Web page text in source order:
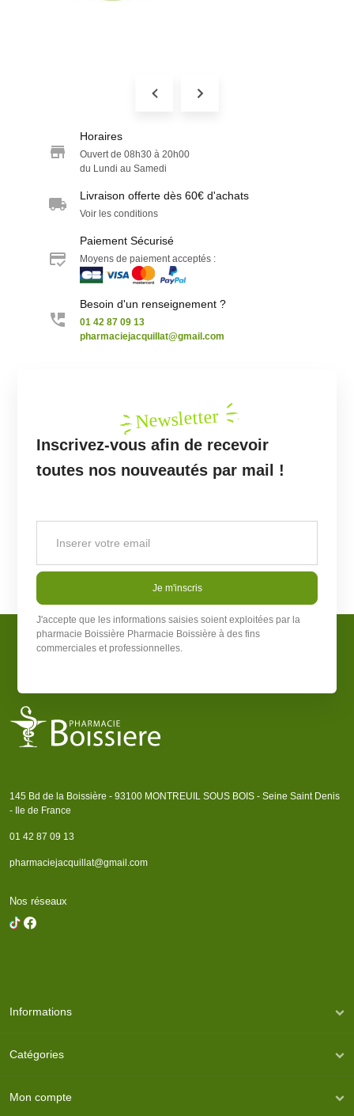
Horaires
Ouvert de 08h30 à 20h00
du Lundi au Samedi
Livraison offerte dès 60€ d'achats
Voir les conditions
Paiement Sécurisé
Moyens de paiement acceptés :
Besoin d'un renseignement ?
01 42 87 09 13
pharmaciejacquillat@gmail.com
Newsletter
Inscrivez-vous afin de recevoir
toutes nos nouveautés par mail !
Je m'inscris
J'accepte que les informations saisies soient exploitées par la
pharmacie Boissière Pharmacie Boissière à des fins
commerciales et professionnelles.
145 Bd de la Boissière - 93100 MONTREUIL SOUS BOIS - Seine Saint Denis
- Ile de France
01 42 87 09 13
pharmaciejacquillat@gmail.com
Nos réseaux
Informations
Catégories
Mon compte